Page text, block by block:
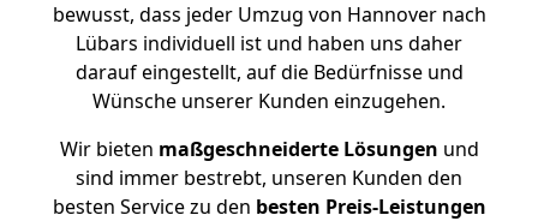
bewusst, dass jeder Umzug von Hannover nach
Lübars individuell ist und haben uns daher
darauf eingestellt, auf die Bedürfnisse und
Wünsche unserer Kunden einzugehen.
Wir bieten maßgeschneiderte Lösungen und
sind immer bestrebt, unseren Kunden den
besten Service zu den besten Preis-Leistungen